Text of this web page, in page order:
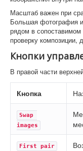
Масштаб важен при
Большая фотография
рядом в сопоставимом
проверку композиции,
Кнопки
В правой части
Кнопка
Swap
images
First pair